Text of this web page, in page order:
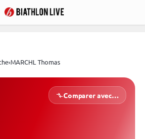
›MARCHL Thomas
Comparer avec…